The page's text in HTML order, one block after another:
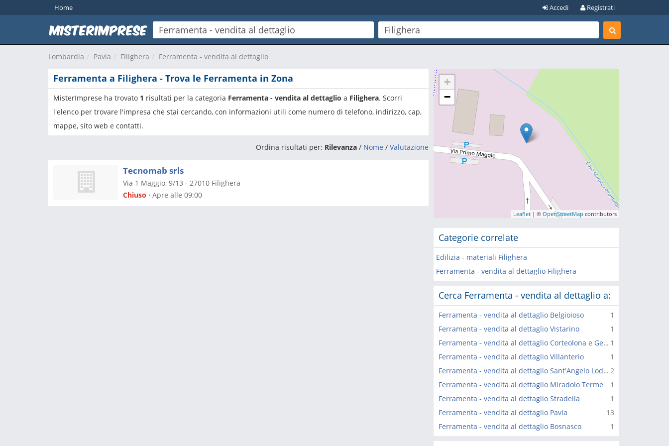
Home Registrati
Accedi
Lombardia Pavia Filighera Ferramenta - vendita al dettaglio
Ferramenta a Filighera - Trova le Ferramenta in Zona
MisterImprese ha trovato 1 risultati per la categoria Ferramenta - vendita al dettaglio a Filighera. Scorri
l'elenco per trovare l'impresa che stai cercando, con informazioni utili come numero di telefono, indirizzo, cap,
mappe, sito web e contatti.
Ordina risultati per: Rilevanza / Nome / Valutazione
Tecnomab srls
Via 1 Maggio, 9/13 - 27010 Filighera
Chiuso ⋅ Apre alle 09:00
+
−
Leaflet | ©OpenStreetMap contributors
Categorie correlate
Edilizia - materiali Filighera
Ferramenta - vendita al dettaglio Filighera
Cerca Ferramenta - vendita al dettaglio a:
1
Ferramenta - vendita al dettaglio Belgioioso
1
Ferramenta - vendita al dettaglio Vistarino
1
Ferramenta - vendita al dettaglio Corteolona e Genzone
1
Ferramenta - vendita al dettaglio Villanterio
2
Ferramenta - vendita al dettaglio Sant'Angelo Lodigiano
1
Ferramenta - vendita al dettaglio Miradolo Terme
1
Ferramenta - vendita al dettaglio Stradella
13
Ferramenta - vendita al dettaglio Pavia
1
Ferramenta - vendita al dettaglio Bosnasco